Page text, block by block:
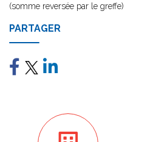
(somme reversée par le greffe)
PARTAGER